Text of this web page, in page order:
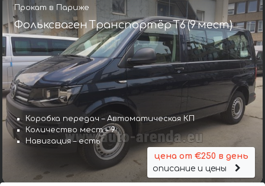
Прокат в Париже
Фольксваген Транспортёр T6 (9 мест)
Коробка передач – Автоматическая КП
Количество мест – 9
Навигация – есть
цена от €250 в день
описание и цены